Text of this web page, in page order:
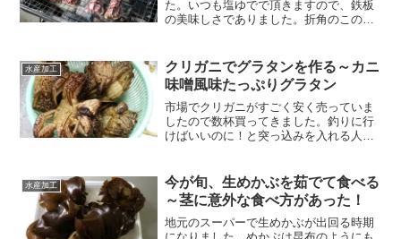
た。いつも塩ゆでで頂きますので、鉄板
の美味しさでありました。折角のこの季
て味わってみようと思います。炭をおこ
して甲羅を下にして焼く炭...
水産加工
クリガニでグラタンを作る～カニ
味噌風味たっぷりグラタン
市場でクリガニがすごく安く売っていま
したので数杯買ってきました。釣りに行
けばいいのに！と突っ込みを入れる人も
ろ・・・そのまま食べるだけでは食べき
れないだろうということで...
水産加工
今が旬、生めかぶを茹でて食べる
～茎に意外な食べ方があった！
地元のスーパーで生めかぶが出回る時期